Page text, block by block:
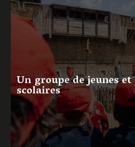
Un groupe de jeunes et
scolaires